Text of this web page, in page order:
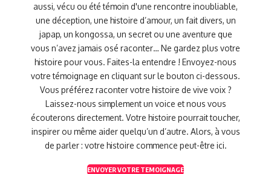
aussi, vécu ou été témoin d'une rencontre inoubliable,
une déception, une histoire d’amour, un fait divers, un
japap, un kongossa, un secret ou une aventure que
vous n’avez jamais osé raconter… Ne gardez plus votre
histoire pour vous. Faites-la entendre ! Envoyez-nous
votre témoignage en cliquant sur le bouton ci-dessous.
Vous préférez raconter votre histoire de vive voix ?
Laissez-nous simplement un voice et nous vous
écouterons directement. Votre histoire pourrait toucher,
inspirer ou même aider quelqu’un d’autre. Alors, à vous
de parler : votre histoire commence peut-être ici.
ENVOYER VOTRE TEMOIGNAGE